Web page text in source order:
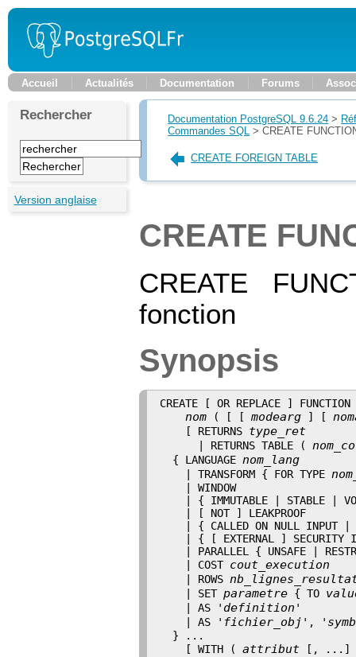
Accueil Actualités Documentation Forums
Rechercher
Version anglaise
Documentation PostgreSQL 9.6.24 >
Commandes SQL >CREATE
CREATE FOREIGN TABLE
CREATE
CREATE
fonction
Synopsis
CREATE [ OR REPLACE ] FUNCTION
nom ( [ [ modearg ] [
    [ RETURNS
type_ret
      | RETURNS TABLE (
  { LANGUAGE
nom_lang
    | TRANSFORM { FOR TYPE
    | WINDOW
| { IMMUTABLE | STABLE |
    | [ NOT ] LEAKPROOF
| { CALLED ON NULL INPUT
| { [ EXTERNAL ] SECURITY
| PARALLEL { UNSAFE |
    | COST
cout_execution
    | ROWS
    | SET
parametre { TO
    | AS '
definition '
    | AS '
fichier_obj ', '
  } ...
    [ WITH (
attribut [, ...]